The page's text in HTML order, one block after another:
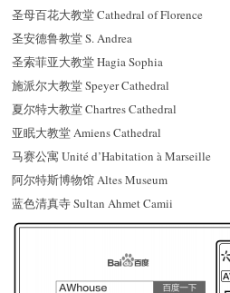
圣母百花大教堂 Cathedral of Florence
圣安德鲁教堂 S. Andrea
圣索菲亚大教堂 Hagia Sophia
施派尔大教堂 Speyer Cathedral
夏尔特大教堂 Chartres Cathedral
亚眠大教堂 Amiens Cathedral
马赛公寓 Unité d’Habitation à Marseille
阿尔特斯博物馆 Altes Museum
蓝色清真寺 Sultan Ahmet Camii